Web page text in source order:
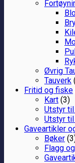
Øvrig
Tauverk
Fritid og fiske
Kart (3)
Utstyr
Utstyr
Gaveartikler
Bøker
Flagg